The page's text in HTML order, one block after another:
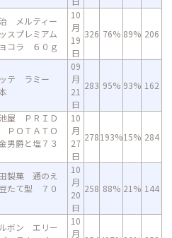
メルティー
スプレミアム
コラ ６０ｇ
10
月
19
日
326 76% 89% 206
テ ラミー
09
月
21
日
283 95% 93% 162
屋 ＰＲＩＤ
ＰＯＴＡＴＯ
男爵と塩７３
10
月
27
日
278193%15% 284
製菓 通のえ
たて型 ７０
10
月
20
日
258 88% 21% 144
ボン エリー
10
月